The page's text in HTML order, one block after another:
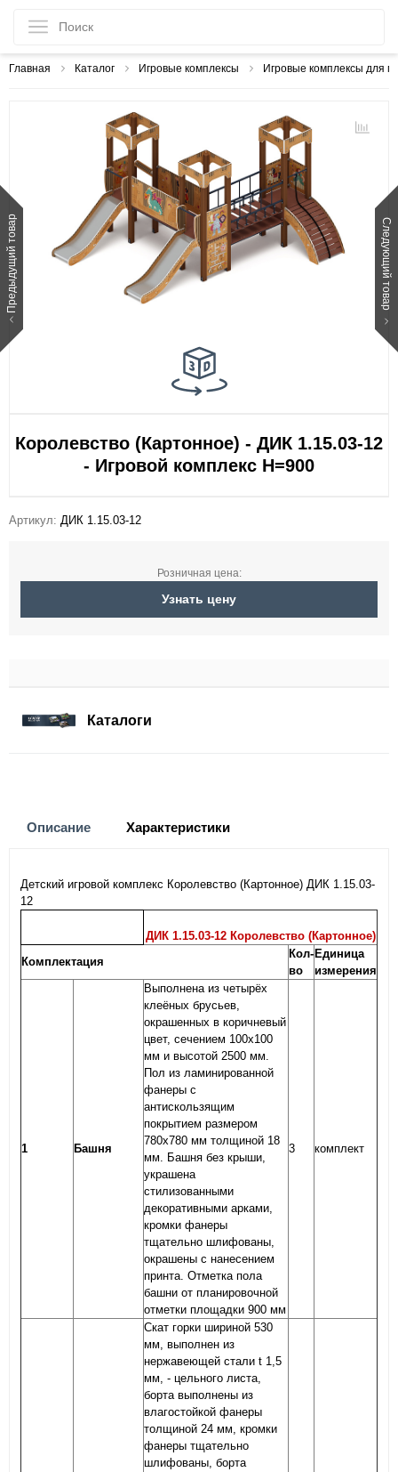
Главная Каталог Игровые комплексы Игровые комплексы для
Предыдущий товар Следующий товар
Королевство (Картонное) - ДИК 1.15.03-12
- Игровой комплекс H=900
Артикул: ДИК 1.15.03-12
Розничная цена:
Узнать цену
Каталоги
Описание Характеристики
Детский игровой комплекс Королевство (Картонное) ДИК 1.15.03-
12
ДИК 1.15.03-12 Королевство (Картонное)
Комплектация
Кол-
во
Единица
измерения
1 Башня
Выполнена из четырёх
клеёных брусьев,
окрашенных в коричневый
цвет, сечением 100х100
мм и высотой 2500 мм.
Пол из ламинированной
фанеры с
антискользящим
покрытием размером
780х780 мм толщиной 18
мм. Башня без крыши,
украшена
стилизованными
декоративными арками,
кромки фанеры
тщательно шлифованы,
окрашены с нанесением
принта. Отметка пола
башни от планировочной
отметки площадки 900 мм
3 комплект
Скат горки шириной 530
мм, выполнен из
нержавеющей стали t 1,5
мм, - цельного листа,
борта выполнены из
влагостойкой фанеры
толщиной 24 мм, кромки
фанеры тщательно
шлифованы, борта